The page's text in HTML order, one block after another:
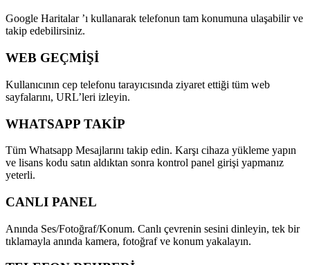
Google Haritalar ’ı kullanarak telefonun tam konumuna ulaşabilir ve
takip edebilirsiniz.
WEB GEÇMİŞİ
Kullanıcının cep telefonu tarayıcısında ziyaret ettiği tüm web
sayfalarını, URL’leri izleyin.
WHATSAPP TAKİP
Tüm Whatsapp Mesajlarını takip edin. Karşı cihaza yükleme yapın
ve lisans kodu satın aldıktan sonra kontrol panel girişi yapmanız
yeterli.
CANLI PANEL
Anında Ses/Fotoğraf/Konum. Canlı çevrenin sesini dinleyin, tek bir
tıklamayla anında kamera, fotoğraf ve konum yakalayın.